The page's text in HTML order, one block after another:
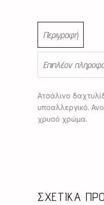
Περιγραφή
Επιπλέον
Ατσάλινο
υποαλλεργικό.
χρυσό χρώμα.
ΣΧΕΤΙΚΆ